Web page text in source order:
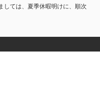
しては、夏季休暇明けに、順次